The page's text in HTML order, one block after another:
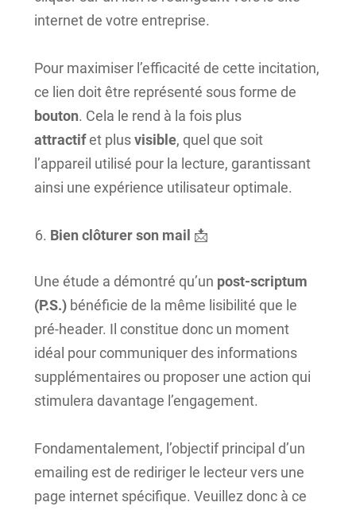
internet de votre entreprise.
Pour maximiser l’efficacité de cette incitation,
ce lien doit être représenté sous forme de
bouton. Cela le rend à la fois plus
attractifet plusvisible, quel que soit
l’appareil utilisé pour la lecture, garantissant
ainsi une expérience utilisateur optimale.
Bien clôturer son mail 📩
Une étude a démontré qu’un post-scriptum
(P.S.)bénéficie de la même lisibilité que le
pré-header. Il constitue donc un moment
idéal pour communiquer des informations
supplémentaires ou proposer une action qui
stimulera davantage l’engagement.
Fondamentalement, l’objectif principal d’un
emailing est de rediriger le lecteur vers une
page internet spécifique. Veuillez donc à ce